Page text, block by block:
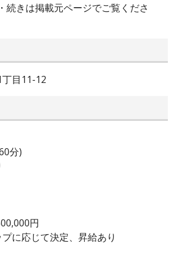
続きは掲載元ページでご覧くださ
目11-12
分)
円
に応じて決定、昇給あり